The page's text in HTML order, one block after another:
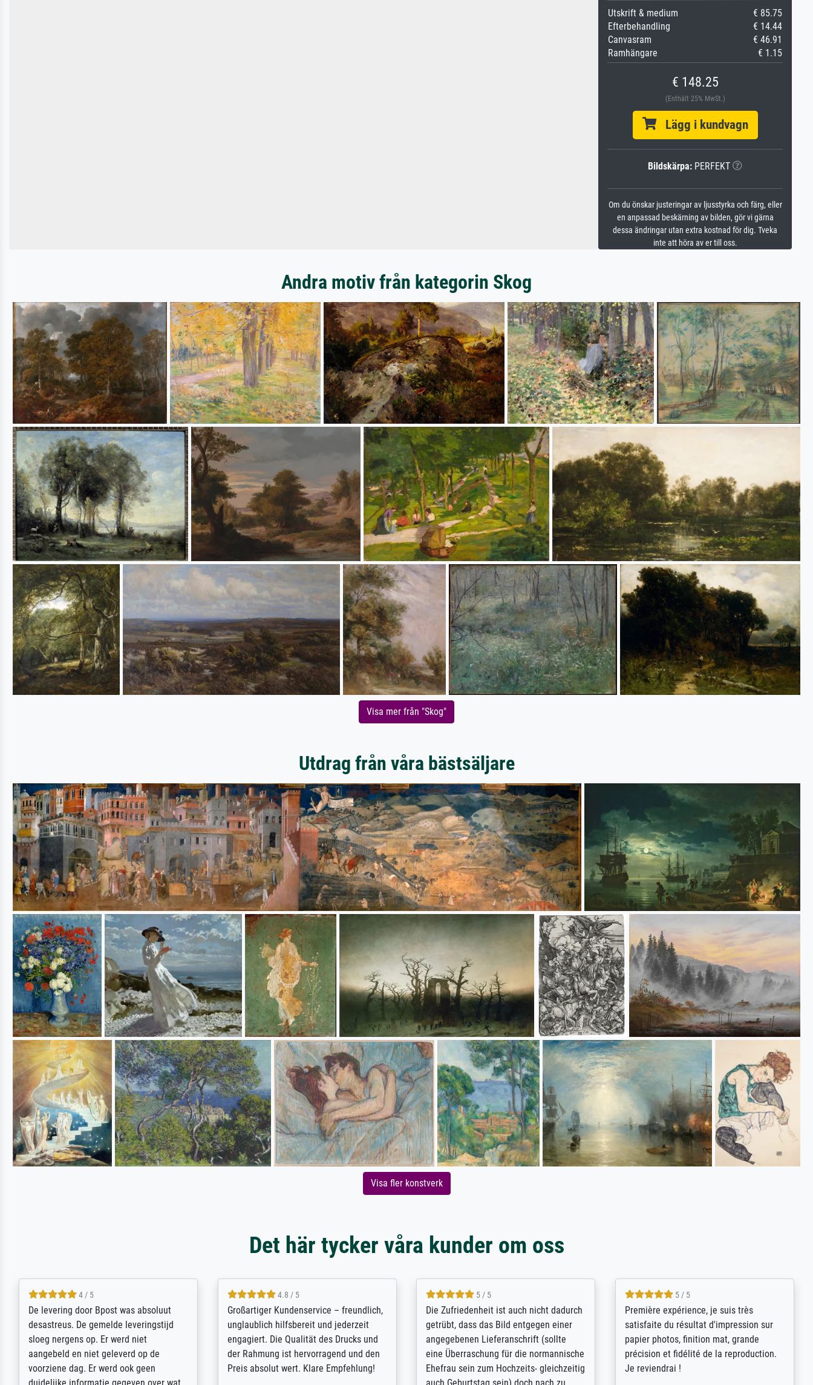
Utskrift & medium
€ 85.75
Efterbehandling
€ 14.44
Canvasram
€ 46.91
Ramhängare
€ 1.15
€ 148.25
(Enthält 25% MwSt.)
Lägg i kundvagn
Bildskärpa: PERFEKT
Om du önskar justeringar av ljusstyrka och färg, eller
en anpassad beskärning av bilden, gör vi gärna
dessa ändringar utan extra kostnad för dig. Tveka
inte att höra av er till oss.
Andra motiv från kategorin Skog
Visa mer från "Skog"
Utdrag från våra bästsäljare
Visa fler konstverk
Det här tycker våra kunder om oss
5 / 5
Sehr gute Qualität des Leinwanddrucks
und des Rahmens! Unser Bild wurde
sehr sorgfältig und sicher verpackt, so
dass es unbeschadet bei uns ankam. Es
wird nicht unser letzter Meisterdruck
5 / 5
Für ein Erinnerungsbuch mit der
Feldpost meines Großvaters aus dem 1.
Weltkrieg benötigte ich ein
ausdrucksvolles Bild. Das habe ich bei
Ihnen gefunden. Bei der Auswahl der
4.8 / 5
Hervorragende Qualität. Man kann sich
vieles anpassen lassen, wie z.B.:
Randentfernung, Farbe, Helligkeit,
Kontrast und Weiteres. Sehr freundliche
Kontaktperson per Mail. Das Bild (ein
4.8 / 5
Qualité absolument irréprochable.
Extraordinaire diversité des thèmes
abordés et personnalisation des
demandes (recadrage, réajustement des
couleurs). Relation clientèle parfaite.